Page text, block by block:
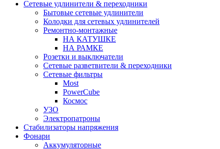
Сетевые удлинители & переходники
Бытовые сетевые удлинители
Колодки для сетевых удлинителей
Ремонтно-монтажные
НА КАТУШКЕ
НА РАМКЕ
Розетки и выключатели
Сетевые разветвители & переходники
Сетевые фильтры
Most
PowerCube
Космос
УЗО
Электропатроны
Стабилизаторы напряжения
Фонари
Аккумуляторные